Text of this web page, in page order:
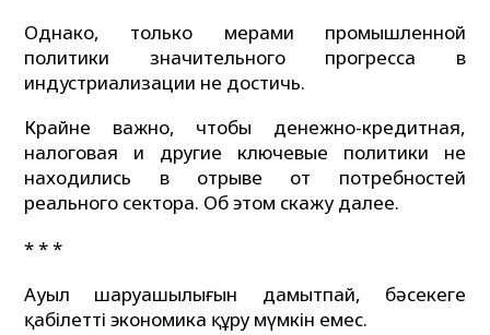
Однако, только мерами промышленной
политики значительного прогресса в
индустриализации не достичь.
Крайне важно, чтобы денежно-кредитная,
налоговая и другие ключевые политики не
находились в отрыве от потребностей
реального сектора. Об этом скажу далее.
* * *
Ауыл шаруашылығын дамытпай, бәсекеге
қабілетті экономика құру мүмкін емес.